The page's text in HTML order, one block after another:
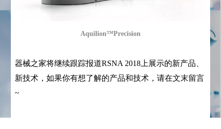
Aquilion™Precision
器械之家将继续跟踪报道RSNA 2018上展示的新产品、
新技术，如果你有想了解的产品和技术，请在文末留言
~